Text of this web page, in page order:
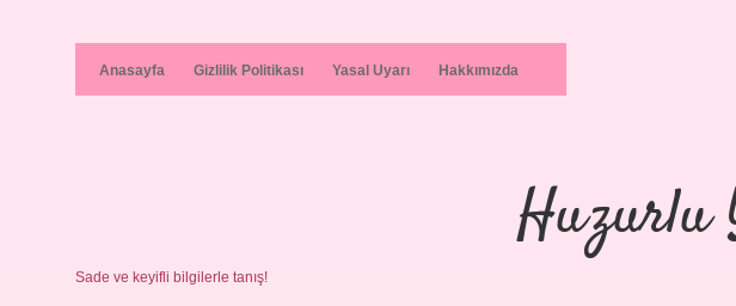
Anasayfa Gizlilik Politikası Yasal Uyarı Hakkımızda
Huzurlu
Sade ve keyifli bilgilerle tanış!